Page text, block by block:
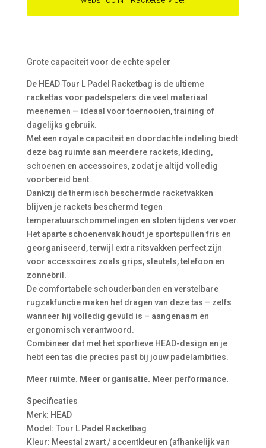
Grote capaciteit voor de echte speler
De HEAD Tour L Padel Racketbag is de ultieme
rackettas voor padelspelers die veel materiaal
meenemen — ideaal voor toernooien, training of
dagelijks gebruik.
Met een royale capaciteit en doordachte indeling biedt
deze bag ruimte aan meerdere rackets, kleding,
schoenen en accessoires, zodat je altijd volledig
voorbereid bent.
Dankzij de thermisch beschermde racketvakken
blijven je rackets beschermd tegen
temperatuurschommelingen en stoten tijdens vervoer.
Het aparte schoenenvak houdt je sportspullen fris en
georganiseerd, terwijl extra ritsvakken perfect zijn
voor accessoires zoals grips, sleutels, telefoon en
zonnebril.
De comfortabele schouderbanden en verstelbare
rugzakfunctie maken het dragen van deze tas – zelfs
wanneer hij volledig gevuld is – aangenaam en
ergonomisch verantwoord.
Combineer dat met het sportieve HEAD-design en je
hebt een tas die precies past bij jouw padelambities.
Meer ruimte. Meer organisatie. Meer performance.
Specificaties
Merk: HEAD
Model: Tour L Padel Racketbag
Kleur: Meestal zwart / accentkleuren (afhankelijk van